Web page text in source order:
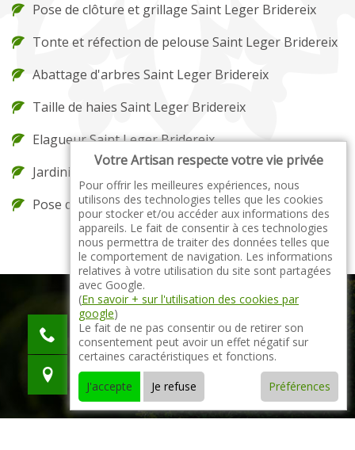
Pose de clôture et grillage Saint Leger Bridereix
Tonte et réfection de pelouse Saint Leger Bridereix
Abattage d'arbres Saint Leger Bridereix
Taille de haies Saint Leger Bridereix
Elagueur Saint Leger Bridereix
Jardinier Saint Leger Bridereix
Pose de gazon en rouleau Saint Leger Bridereix
indisponible
indisponible
indisponible
Votre Artisan respecte votre vie privée
Pour offrir les meilleures expériences, nous
utilisons des technologies telles que les cookies
pour stocker et/ou accéder aux informations des
appareils. Le fait de consentir à ces technologies
nous permettra de traiter des données telles que
le comportement de navigation. Les informations
relatives à votre utilisation du site sont partagées
avec Google.
(En savoir + sur l'utilisation des cookies par
google)
Le fait de ne pas consentir ou de retirer son
consentement peut avoir un effet négatif sur
certaines caractéristiques et fonctions.
J'accepte
Je refuse Préférences